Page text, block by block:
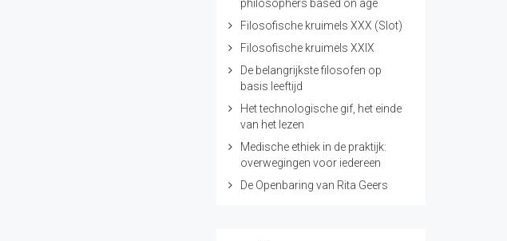
philosophers based on age
Filosofische kruimels XXX (Slot)
Filosofische kruimels XXIX
De belangrijkste filosofen op
basis leeftijd
Het technologische gif, het einde
van het lezen
Medische ethiek in de praktijk:
overwegingen voor iedereen
De Openbaring van Rita Geers